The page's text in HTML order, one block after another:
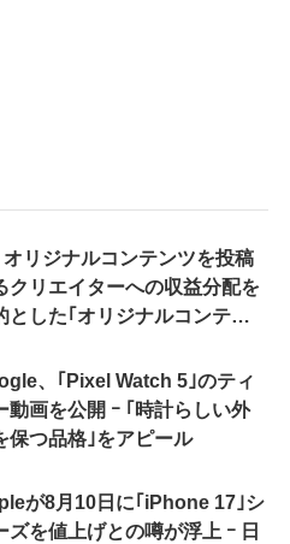
リジナルコンテンツを投稿
クリエイターへの収益分配を
とした｢オリジナルコンテン
｢収益分配｣は廃止
、｢Pixel Watch 5｣のティ
動画を公開 ｰ ｢時計らしい外
保つ品格｣をアピール
が8月10日に｢iPhone 17｣シ
ズを値上げとの噂が浮上 ｰ 日